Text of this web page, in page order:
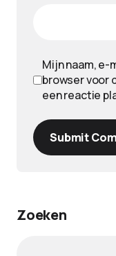
Mijn naam, e-
browser voor
een reactie
Submit
Zoeken